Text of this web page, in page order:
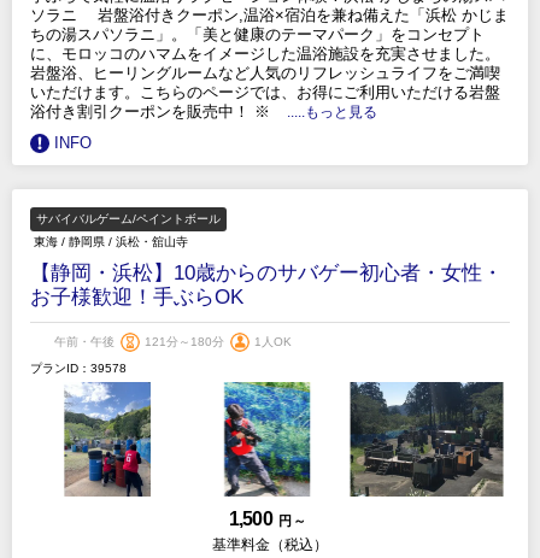
ソラニ 岩盤浴付きクーポン,温浴×宿泊を兼ね備えた「浜松 かじま
ちの湯スパソラニ」。「美と健康のテーマパーク」をコンセプト
に、モロッコのハマムをイメージした温浴施設を充実させました。
岩盤浴、ヒーリングルームなど人気のリフレッシュライフをご満喫
いただけます。こちらのページでは、お得にご利用いただける岩盤
浴付き割引クーポンを販売中！ ※
.....もっと見る
INFO
サバイバルゲーム/ペイントボール
東海 / 静岡県 / 浜松・舘山寺
【静岡・浜松】10歳からのサバゲー初心者・女性・
お子様歓迎！手ぶらOK
午前・午後 121分～180分
1人OK
プランID：39578
1,500 円 ～
基準料金（税込）